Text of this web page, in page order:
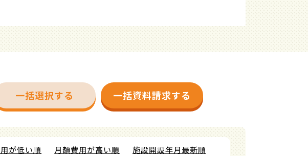
一括選択する 一括資料請求する
が低い順 月額費用が高い順 施設開設年月最新順